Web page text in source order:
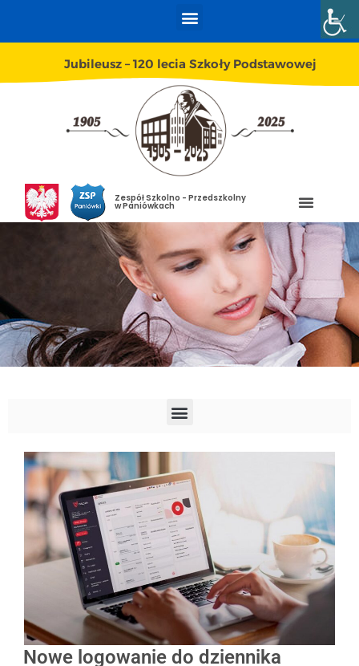
Jubileusz – 120 lecia Szkoły Podstawowej
Zespół Szkolno - Przedszkolny
w Paniówkach
Nowe logowanie do dziennika